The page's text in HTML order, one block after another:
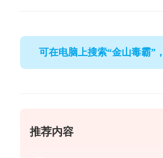
可在电脑上搜索“金山毒霸”
推荐内容